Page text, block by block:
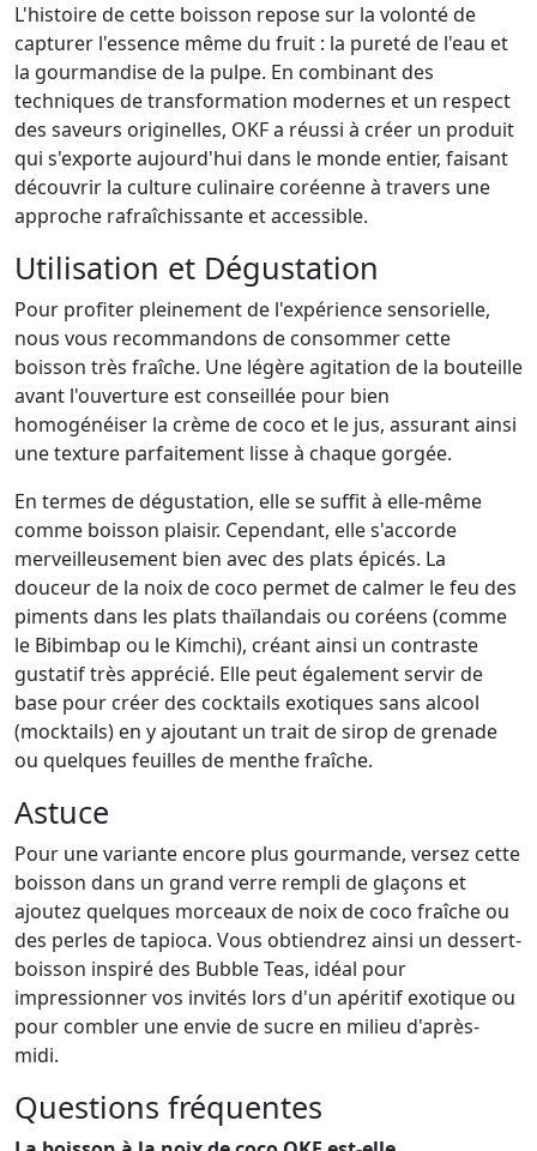
L'histoire de cette boisson repose sur la volonté de
capturer l'essence même du fruit : la pureté de l'eau et
la gourmandise de la pulpe. En combinant des
techniques de transformation modernes et un respect
des saveurs originelles, OKF a réussi à créer un produit
qui s'exporte aujourd'hui dans le monde entier, faisant
découvrir la culture culinaire coréenne à travers une
approche rafraîchissante et accessible.
Utilisation et Dégustation
Pour profiter pleinement de l'expérience sensorielle,
nous vous recommandons de consommer cette
boisson très fraîche. Une légère agitation de la bouteille
avant l'ouverture est conseillée pour bien
homogénéiser la crème de coco et le jus, assurant ainsi
une texture parfaitement lisse à chaque gorgée.
En termes de dégustation, elle se suffit à elle-même
comme boisson plaisir. Cependant, elle s'accorde
merveilleusement bien avec des plats épicés. La
douceur de la noix de coco permet de calmer le feu des
piments dans les plats thaïlandais ou coréens (comme
le Bibimbap ou le Kimchi), créant ainsi un contraste
gustatif très apprécié. Elle peut également servir de
base pour créer des cocktails exotiques sans alcool
(mocktails) en y ajoutant un trait de sirop de grenade
ou quelques feuilles de menthe fraîche.
Astuce
Pour une variante encore plus gourmande, versez cette
boisson dans un grand verre rempli de glaçons et
ajoutez quelques morceaux de noix de coco fraîche ou
des perles de tapioca. Vous obtiendrez ainsi un dessert-
boisson inspiré des Bubble Teas, idéal pour
impressionner vos invités lors d'un apéritif exotique ou
pour combler une envie de sucre en milieu d'après-
midi.
Questions fréquentes